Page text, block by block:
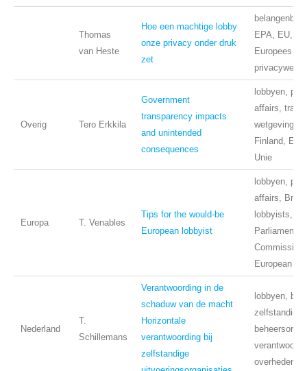
Thomas
van Heste
Hoe een machtige lobby
onze privacy onder druk
zet
EPA, EU,
Europees
Overig Tero Erkkila
Government
transparency impacts
and unintended
consequences
lobbyen,
affairs,
wetgeving,
Finland,
Unie
Europa T. Venables
Tips for the would-be
European lobbyist
lobbyen,
affairs,
lobbyists,
Parliament,
Commission,
European
Nederland
T.
Schillemans
Verantwoording in de
schaduw van de macht
Horizontale
verantwoording bij
zelfstandige
lobbyen,
zelfstandige
overheden